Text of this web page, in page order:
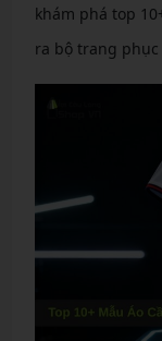
khám phá top
ra bộ trang